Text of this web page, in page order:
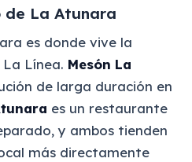
de La Atunara
es donde vive la
Línea. Mesón La
de larga duración en
es un restaurante
y ambos tienden
más directamente